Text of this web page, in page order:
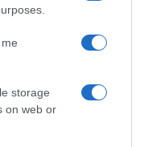
storage
on web or